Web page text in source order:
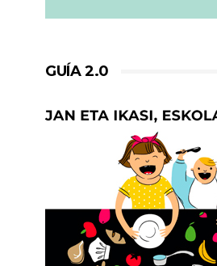
GUÍA 2.0